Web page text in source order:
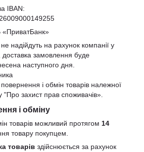
IBAN:
«ПриватБанк»
надійдуть на рахунок компанії у
доставка замовлення буде
наступного дня.
і обмін товарів належної
"Про захист прав споживачів»
і обміну
товарів можливий протягом 14
товару покупцем.
товарів здійснюється за рахунок